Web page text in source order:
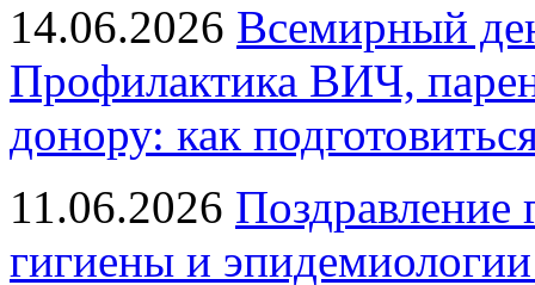
14.06.2026 Всемирный
Профилактика ВИЧ,
донору: как
11.06.2026 Поздравление
гигиены и